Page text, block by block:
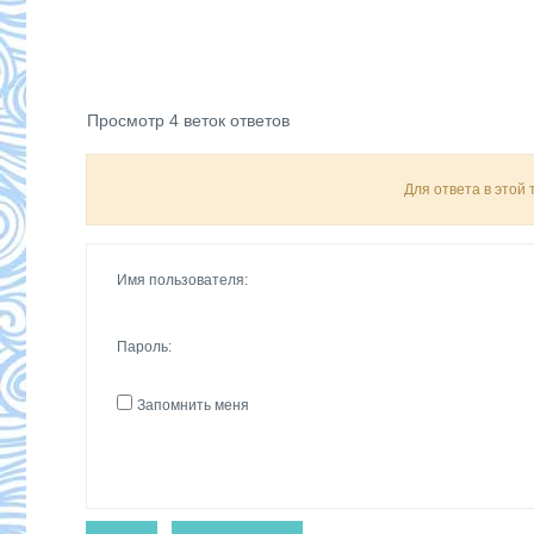
Просмотр 4 веток ответов
Для ответа в этой
Имя пользователя:
Пароль:
Запомнить меня